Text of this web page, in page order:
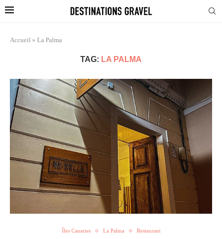
Accueil » La Palma
TAG: LA PALMA
Îles Canaries La Palma Restaurant